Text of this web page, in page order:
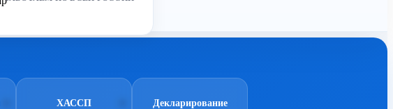
ХАССП Декларирование